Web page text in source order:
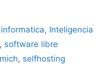
informatica, Inteligencia
, software libre
, selfhosting